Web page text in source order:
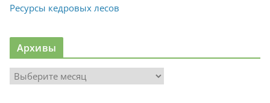
Ресурсы кедровых лесов
Архивы
р